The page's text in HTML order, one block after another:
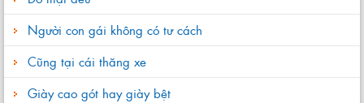
Người con gái không có tư cách
Cũng tại cái thăng xe
Giày cao gót hay giày bệt